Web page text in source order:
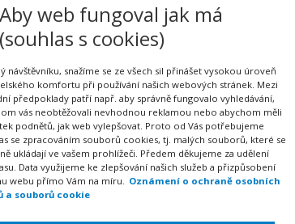
slyším,
Zřetel, s.r.o.
Aby web fungoval jak má
(souhlas s cookies)
návštěvníku, snažíme se ze všech sil přinášet vysokou úroveň
komfortu při používání našich webových stránek. Mezi
předpoklady patří např. aby správně fungovalo vyhledávání,
vás neobtěžovali nevhodnou reklamou nebo abychom měli
podnětů, jak web vylepšovat. Proto od Vás potřebujeme
se zpracováním souborů cookies, tj. malých souborů, které se
ukládají ve vašem prohlížeči. Předem děkujeme za udělení
Data využijeme ke zlepšování našich služeb a přizpůsobení
webu přímo Vám na míru. Oznámení o ochraně osobních
a souborů cookie